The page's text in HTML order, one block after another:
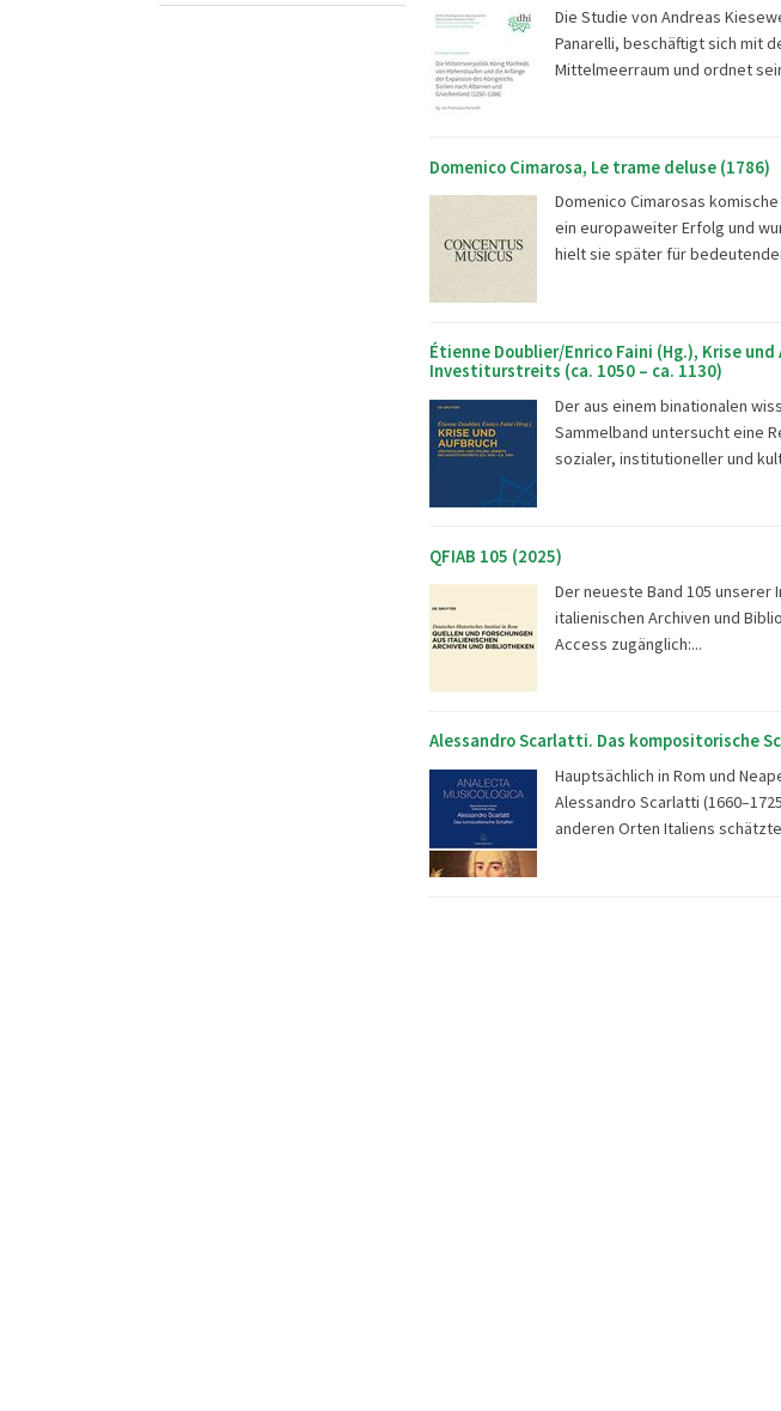
Die Studie von Andreas
Panarelli, beschäftigt sich mit
Mittelmeerraum und ordnet
Domenico Cimarosa, Le trame deluse (1786)
Domenico Cimarosas
ein europaweiter Erfolg und
hielt sie später für
Étienne Doublier/Enrico Faini (Hg.), Krise
Investiturstreits (ca. 1050 – ca. 1130)
Der aus einem binationalen
Sammelband untersucht eine
sozialer, institutioneller und
QFIAB 105 (2025)
Der neueste Band 105
italienischen Archiven und
Access zugänglich:...
Alessandro Scarlatti. Das kompositorische
Hauptsächlich in Rom und
Alessandro Scarlatti
anderen Orten Italiens